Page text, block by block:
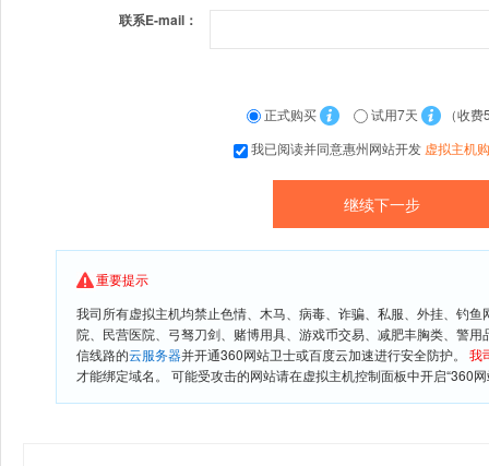
联系E-mail：
正式购买 试用7天
（收费
我已阅读并同意惠州网站开发 虚拟主机
重要提示
我司所有虚拟主机均禁止色情、木马、病毒、诈骗、私服、外挂、钓
院、民营医院、弓驽刀剑、赌博用具、游戏币交易、减肥丰胸类、警
信线路的云服务器并开通360网站卫士或百度云加速进行安全防护。 我
才能绑定域名。 可能受攻击的网站请在虚拟主机控制面板中开启“360